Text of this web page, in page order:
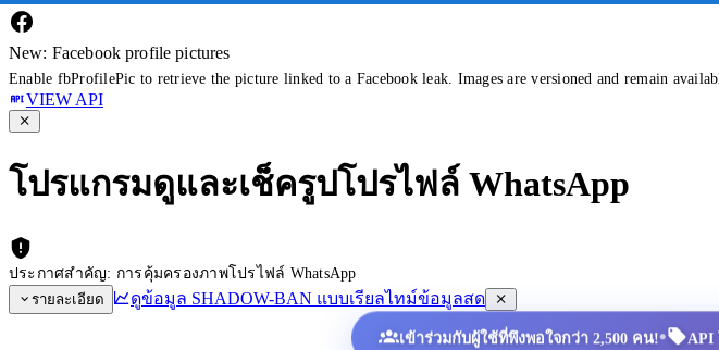
New: Facebook profile pictures
Enable fbProfilePic to retrieve the picture linked to a Facebook leak. Images are versioned and remain
VIEW API
โปรแกรมดูและเช็ครูปโปรไฟล์ WhatsApp
ประกาศสำคัญ: การคุ้มครองภาพโปรไฟล์ WhatsApp
รายละเอียด
ดูข้อมูล SHADOW-BAN แบบเรียลไทม์ข้อมูลสด
เข้าร่วมกับผู้ใช้ที่พึงพอใจกว่า 2,500 คน!• API